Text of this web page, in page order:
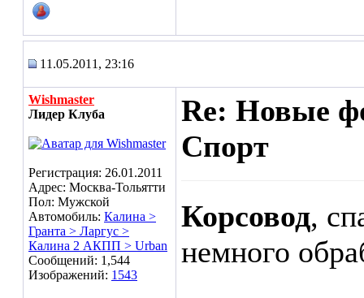
11.05.2011, 23:16
Wishmaster
Лидер Клуба
Регистрация: 26.01.2011
Адрес: Москва-Тольятти
Пол: Мужской
Автомобиль: Калина >
Гранта > Ларгус >
Калина 2 АКПП > Urban
Сообщений: 1,544
Изображений: 1543
Re: Новые
Спорт
Корсовод,
немного